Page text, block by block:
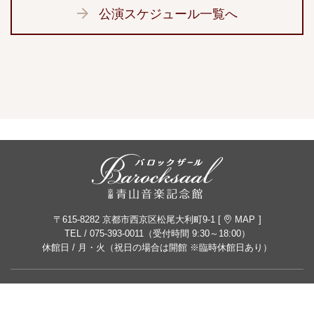
公演スケジュール一覧へ
〒615-8282 京都市西京区松尾大利町9-1 [ MAP ]
TEL / 075-393-0011（受付時間 9:30～18:00）
休館日 / 月・火（祝日の場合は開館 ※臨時休館日あり）